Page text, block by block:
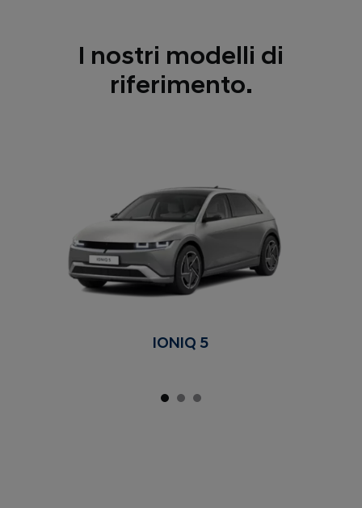
I nostri modelli di
riferimento.
IONIQ 5